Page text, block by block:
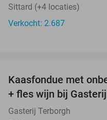
Sittard (+4 locaties)
Verkocht: 2.687
Kaasfondue met
+ fles wijn bij
Gasterij Terborgh